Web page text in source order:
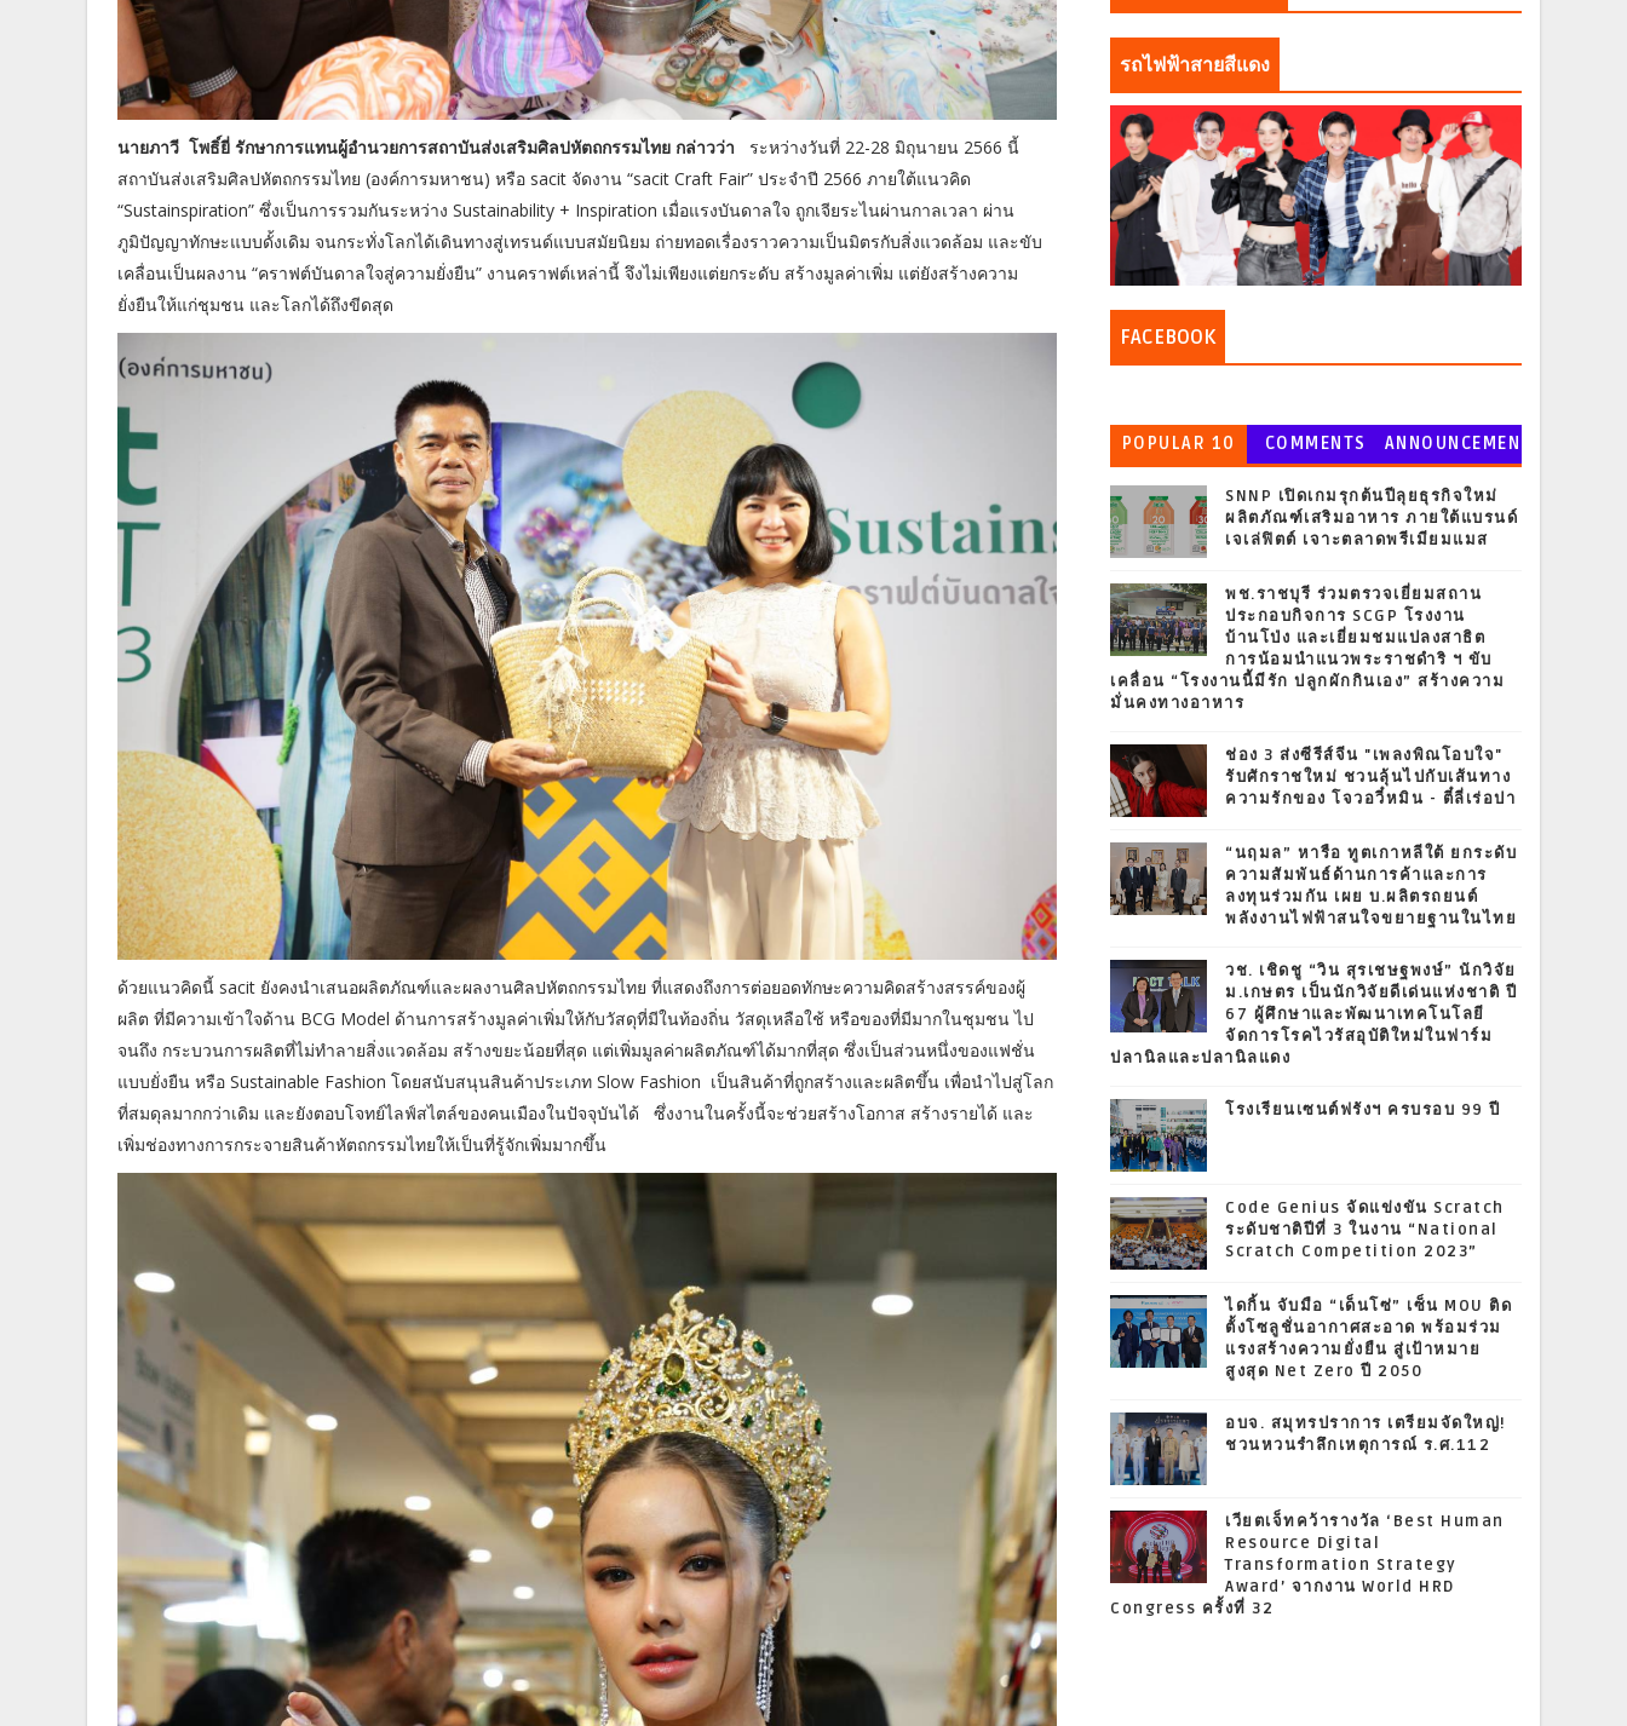
นายภาวี โพธิ์ยี่ รักษาการแทนผู้อำนวยการสถาบันส่งเสริมศิลปหัตถกรรมไทย กล่าวว่า
ระหว่างวันที่ 22-28 มิถุนายน 2566 นี้
สถาบันส่งเสริมศิลปหัตถกรรมไทย (องค์การมหาชน) หรือ sacit จัดงาน “sacit Craft Fair” ประจำปี 2566 ภายใต้แนวคิด
“Sustainspiration” ซึ่งเป็นการรวมกันระหว่าง Sustainability + Inspiration เมื่อแรงบันดาลใจ ถูกเจียระไนผ่านกาลเวลา ผ่าน
ภูมิปัญญาทักษะแบบดั้งเดิม จนกระทั่งโลกได้เดินทางสู่เทรนด์แบบสมัยนิยม ถ่ายทอดเรื่องราวความเป็นมิตรกับสิ่งแวดล้อม และขับ
เคลื่อนเป็นผลงาน “คราฟต์บันดาลใจสู่ความยั่งยืน” งานคราฟต์เหล่านี้ จึงไม่เพียงแต่ยกระดับ สร้างมูลค่าเพิ่ม แต่ยังสร้างความ
ยั่งยืนให้แก่ชุมชน และโลกได้ถึงขีดสุด
ด้วยแนวคิดนี้ sacit ยังคงนำเสนอผลิตภัณฑ์และผลงานศิลปหัตถกรรมไทย ที่แสดงถึงการต่อยอดทักษะความคิดสร้างสรรค์ของผู้
ผลิต ที่มีความเข้าใจด้าน BCG Model ด้านการสร้างมูลค่าเพิ่มให้กับวัสดุที่มีในท้องถิ่น วัสดุเหลือใช้ หรือของที่มีมากในชุมชน ไป
จนถึง กระบวนการผลิตที่ไม่ทำลายสิ่งแวดล้อม สร้างขยะน้อยที่สุด แต่เพิ่มมูลค่าผลิตภัณฑ์ได้มากที่สุด ซึ่งเป็นส่วนหนึ่งของแฟชั่น
แบบยั่งยืน หรือ Sustainable Fashion โดยสนับสนุนสินค้าประเภท Slow Fashion เป็นสินค้าที่ถูกสร้างและผลิตขึ้น เพื่อนำไปสู่โลก
ที่สมดุลมากกว่าเดิม และยังตอบโจทย์ไลฟ์สไตล์ของคนเมืองในปัจจุบันได้ ซึ่งงานในครั้งนี้จะช่วยสร้างโอกาส สร้างรายได้ และ
เพิ่มช่องทางการกระจายสินค้าหัตถกรรมไทยให้เป็นที่รู้จักเพิ่มมากขึ้น
รถไฟฟ้าสายสีแดง
FACEBOOK
POPULAR 10 COMMENTS
ANNOUNCEMEN
T
SNNP เปิดเกมรุกต้นปีลุยธุรกิจใหม่
ผลิตภัณฑ์เสริมอาหาร ภายใต้แบรนด์
เจเล่ฟิตต์ เจาะตลาดพรีเมียมแมส
พช.ราชบุรี ร่วมตรวจเยี่ยมสถาน
ประกอบกิจการ SCGP โรงงาน
บ้านโป่ง และเยี่ยมชมแปลงสาธิต
การน้อมนำแนวพระราชดำริ ฯ ขับ
เคลื่อน “โรงงานนี้มีรัก ปลูกผักกินเอง” สร้างความ
มั่นคงทางอาหาร
ช่อง 3 ส่งซีรีส์จีน "เพลงพิณโอบใจ"
รับศักราชใหม่ ชวนลุ้นไปกับเส้นทาง
ความรักของ โจวอวี๋หมิน - ตี๋ลี่เร่อปา
“นฤมล” หารือ ทูตเกาหลีใต้ ยกระดับ
ความสัมพันธ์ด้านการค้าและการ
ลงทุนร่วมกัน เผย บ.ผลิตรถยนต์
พลังงานไฟฟ้าสนใจขยายฐานในไทย
วช. เชิดชู “วิน สุรเชษฐพงษ์” นักวิจัย
ม.เกษตร เป็นนักวิจัยดีเด่นแห่งชาติ ปี
67 ผู้ศึกษาและพัฒนาเทคโนโลยี
จัดการโรคไวรัสอุบัติใหม่ในฟาร์ม
ปลานิลและปลานิลแดง
โรงเรียนเซนต์ฟรังฯ ครบรอบ 99 ปี
Code Genius จัดแข่งขัน Scratch
ระดับชาติปีที่ 3 ในงาน “National
Scratch Competition 2023”
ไดกิ้น จับมือ “เด็นโซ่” เซ็น MOU ติด
ตั้งโซลูชั่นอากาศสะอาด พร้อมร่วม
แรงสร้างความยั่งยืน สู่เป้าหมาย
สูงสุด Net Zero ปี 2050
อบจ. สมุทรปราการ เตรียมจัดใหญ่!
ชวนหวนรำลึกเหตุการณ์ ร.ศ.112
เวียตเจ็ทคว้ารางวัล ‘Best Human
Resource Digital
Transformation Strategy
Award’ จากงาน World HRD
Congress ครั้งที่ 32